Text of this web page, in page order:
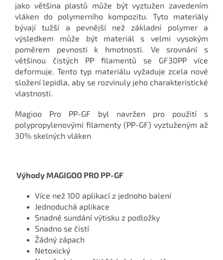
jako většina plastů může být vyztužen zavedením
vláken do polymerního kompozitu. Tyto materiály
bývají tužší a pevnější než základní polymer a
výsledkem může být materiál s velmi vysokým
poměrem pevnosti k hmotnosti. Ve srovnání s
většinou čistých PP filamentů se GF30PP více
deformuje. Tento typ materiálu vyžaduje zcela nové
složení lepidla, aby se rozvinuly jeho charakteristické
vlastnosti.
Magioo Pro PP-GF byl navržen pro použití s
polypropylenovými filamenty (PP-GF) vyztuženým až
30% skelných vláken
Výhody MAGIGOO PRO PP-GF
Více než 100 aplikací z jednoho balení
Jednoduchá aplikace
Snadné sundání výtisku z podložky
Snadno se čistí
Žádný zápach
Netoxický